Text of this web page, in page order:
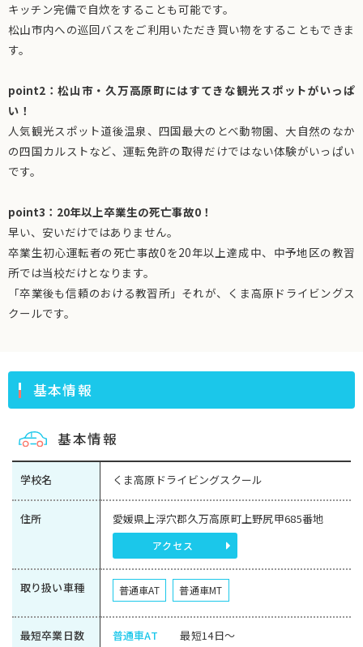
キッチン完備で自炊をすることも可能です。
松山市内への巡回バスをご利用いただき買い物をすることもできま
す。
point2：松山市・久万高原町にはすてきな観光スポットがいっぱ
い！
人気観光スポット道後温泉、四国最大のとべ動物園、大自然のなか
の四国カルストなど、運転免許の取得だけではない体験がいっぱい
です。
point3：20年以上卒業生の死亡事故0！
早い、安いだけではありません。
卒業生初心運転者の死亡事故0を20年以上達成中、中予地区の教習
所では当校だけとなります。
「卒業後も信頼のおける教習所」それが、くま高原ドライビングス
クールです。
基本情報
基本情報
学校名 くま高原ドライビングスクール
住所 愛媛県上浮穴郡久万高原町上野尻甲685番地
アクセス
取り扱い車種 普通車AT 普通車MT
最短卒業日数 普通車AT
最短14日～